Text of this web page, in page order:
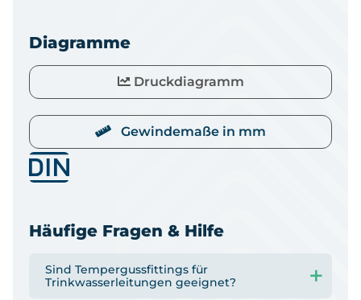
Diagramme
Druckdiagramm
Gewindemaße in mm
Häufige Fragen & Hilfe
Sind Tempergussfittings für
Trinkwasserleitungen geeignet?